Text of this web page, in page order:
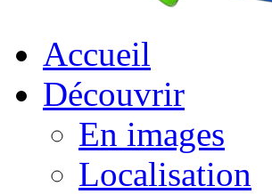
Accueil
Découvrir
En images
Localisation